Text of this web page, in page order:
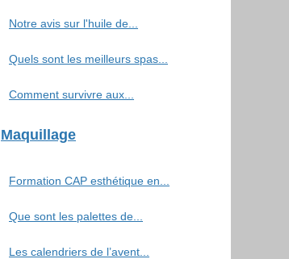
Notre avis sur l'huile de...
Quels sont les meilleurs spas...
Comment survivre aux...
Maquillage
Formation CAP esthétique en...
Que sont les palettes de...
Les calendriers de l’avent...